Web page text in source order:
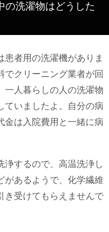
どんな方法があるのかをご紹
？人間の仕草からわかる心理状
の洗濯物はどうした
患者用の洗濯機がありま
でクリーニング業者が回
一人暮らしの人の洗濯物
ていましたよ。自分の病
金は入院費用と一緒に病
浄するので、高温洗浄し
があるようで、化学繊維
き受けてもらえませんで